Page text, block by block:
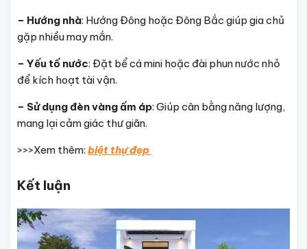
– Hướng nhà: Hướng Đông hoặc Đông Bắc giúp gia chủ
gặp nhiều may mắn.
– Yếu tố nước: Đặt bể cá mini hoặc đài phun nước nhỏ
để kích hoạt tài vận.
– Sử dụng đèn vàng ấm áp: Giúp cân bằng năng lượng,
mang lại cảm giác thư giãn.
>>>Xem thêm: biệt thự đẹp
Kết luận